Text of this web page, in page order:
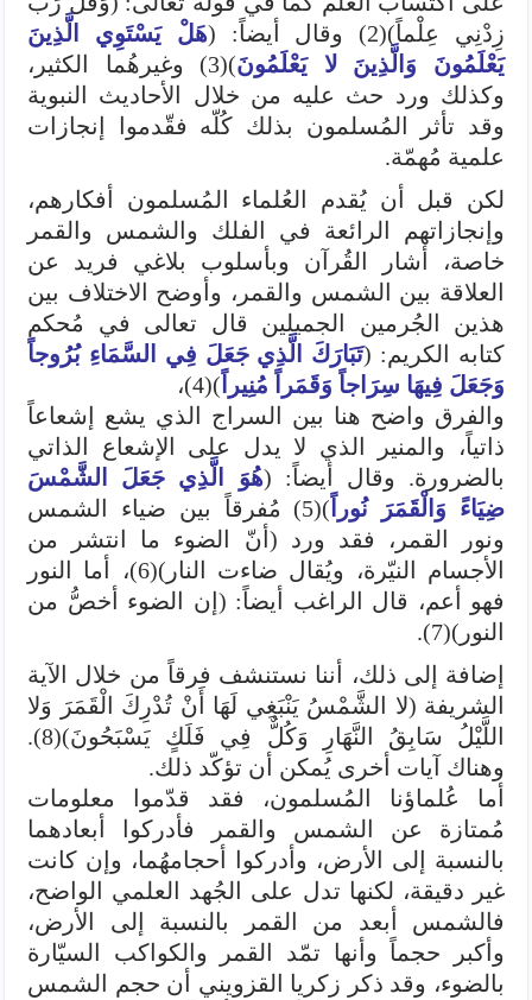
زِدْنِي عِلْماً)(2) وقال أيضاً: (
هَلْ يَسْتَوِي الَّذِينَ
يَعْلَمُونَ وَالَّذِينَ لا يَعْلَمُونَ
)(3) وغيرهُما الكثير،
وكذلك ورد حث عليه من خلال الأحاديث النبوية
وقد تأثر المُسلمون بذلك كُلّه فقّدموا إنجازات
علمية مُهمّة.
لكن قبل أن يُقدم العُلماء المُسلمون أفكارهم،
وإنجازاتهم الرائعة في الفلك والشمس والقمر
خاصة، أشار القُرآن وبأسلوب بلاغي فريد عن
العلاقة بين الشمس والقمر، وأوضح الاختلاف بين
هذين الجُرمين الجميلين قال تعالى في مُحكم
كتابه الكريم: (تَبَارَكَ الَّذِي جَعَلَ فِي السَّمَاءِ بُرُوجاً
وَجَعَلَ فِيهَا سِرَاجاً وَقَمَراً مُنِيراً )(4)،
والفرق واضح هنا بين السراج الذي يشع إشعاعاً
ذاتياً، والمنير الذي لا يدل على الإشعاع الذاتي
بالضرورة. وقال أيضاً: (هُوَ الَّذِي جَعَلَ الشَّمْسَ
ضِيَاءً وَالْقَمَرَ نُوراً
)(5) مُفرقاً بين ضياء الشمس
ونور القمر، فقد ورد (أنّ الضوء ما انتشر من
الأجسام النيّرة، ويُقال ضاءت النار)(6)، أما النور
فهو أعم، قال الراغب أيضاً: (إن الضوء أخصُّ من
النور)(7).
إضافة إلى ذلك، أننا نستنشف فرقاً من خلال الآية
الشريفة (لا الشَّمْسُ يَنْبَغِي لَهَا أَنْ تُدْرِكَ الْقَمَرَ وَلا
اللَّيْلُ سَابِقُ النَّهَارِ وَكُلٌّ فِي فَلَكٍ يَسْبَحُونَ)(8).
وهناك آيات أخرى يُمكن أن تؤكّد ذلك.
أما عُلماؤنا المُسلمون، فقد قدّموا معلومات
مُمتازة عن الشمس والقمر فأدركوا أبعادهما
بالنسبة إلى الأرض، وأدركوا أحجامهُما، وإن كانت
غير دقيقة، لكنها تدل على الجُهد العلمي الواضح،
فالشمس أبعد من القمر بالنسبة إلى الأرض،
وأكبر حجماً وأنها تمّد القمر والكواكب السيّارة
بالضوء، وقد ذكر زكريا القزويني أن حجم الشمس